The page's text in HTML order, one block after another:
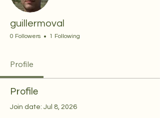
guillermoval
0 Followers 1 Following
Profile
Profile
Join date: Jul 8, 2026